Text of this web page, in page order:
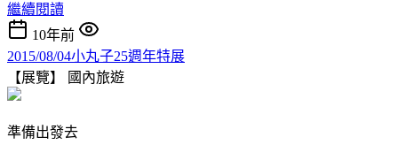
繼續閱讀
10年前
2015/08/04小丸子25週年特展
【展覽】
國內旅遊
準備出發去